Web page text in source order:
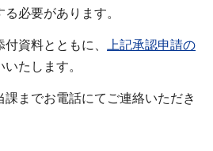
必要があります。
資料とともに、
上記承認申請の
たします。
課までお電話にてご連絡いただき